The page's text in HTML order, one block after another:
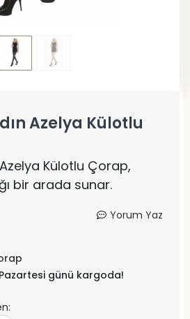
Azelya Külotlu
Külotlu Çorap,
bir arada sunar.
Yorum Yaz
günü kargoda!